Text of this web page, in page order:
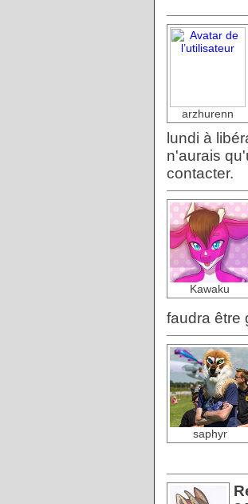
arzhurenn
lundi à
n'aurais
contacter.
Kawaku
faudra être
saphyr